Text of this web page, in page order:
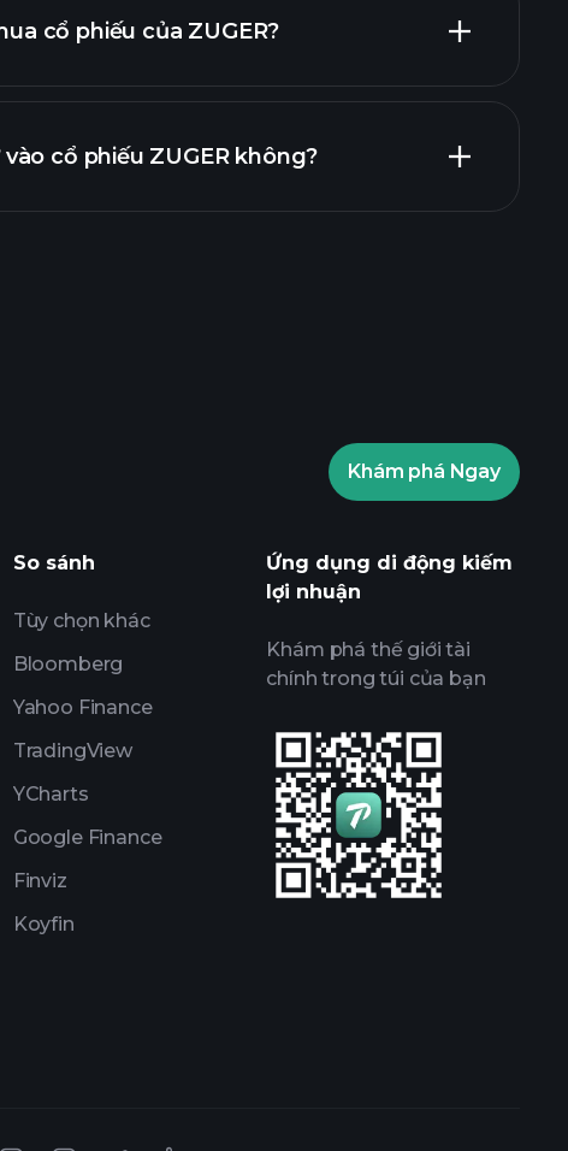
báo cáo tài chính
cổ phiếu của ZUGER?
cổ phiếu ZUGER không?
các thông tin thị trường
Các Danh mục
Khám phá Ngay
So sánh
Tùy chọn khác
Bloomberg
Yahoo Finance
TradingView
YCharts
Google Finance
Finviz
Koyfin
Ứng dụng di động kiếm
lợi nhuận
Khám phá thế giới tài
chính trong túi của bạn